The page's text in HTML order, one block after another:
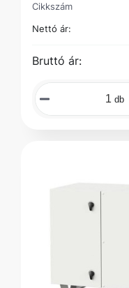
Cikkszám
Nettó ár:
Bruttó ár:
db